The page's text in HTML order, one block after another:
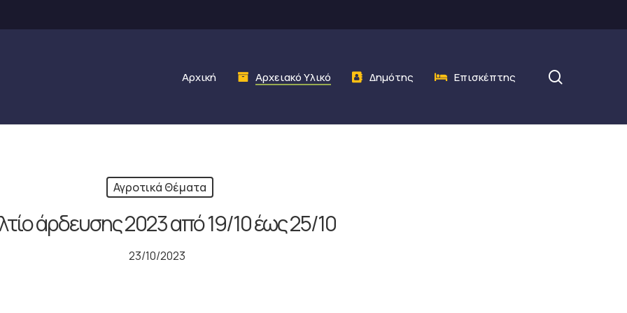
Αρχική Αρχειακό Υλικό Δημότης Επισκέπτης
Αγροτικά Θέματα
άρδευσης 2023 από 19/10 έως 25/10
23/10/2023